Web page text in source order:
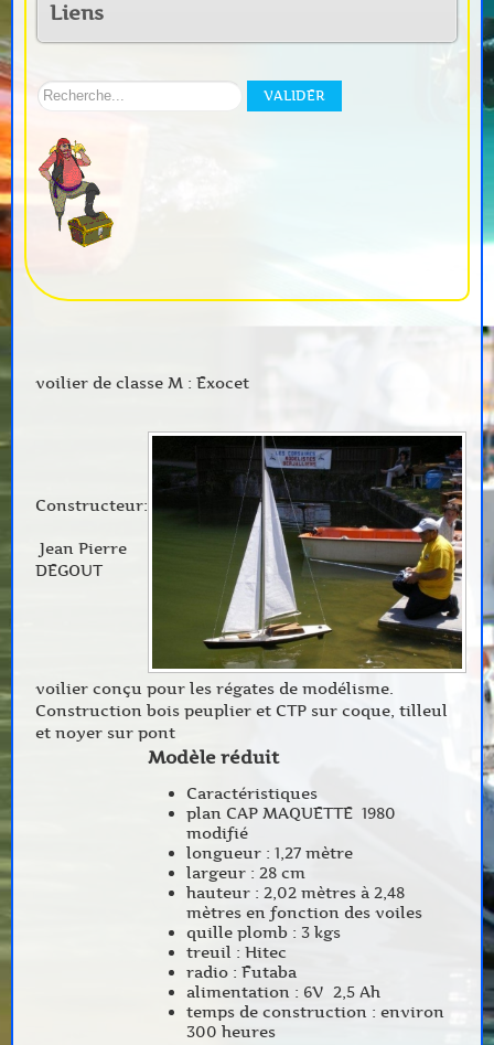
Liens
Rechercher
sur
site:
VALIDER
voilier de classe M : Exocet
Constructeur:
Jean Pierre
DEGOUT
voilier conçu pour les régates de modélisme.
Construction bois peuplier et CTP sur coque, tilleul
et noyer sur pont
Modèle réduit
Caractéristiques
plan CAP MAQUETTE 1980
modifié
longueur : 1,27 mètre
largeur : 28 cm
hauteur : 2,02 mètres à 2,48
mètres en fonction des voiles
quille plomb : 3 kgs
treuil : Hitec
radio : Futaba
alimentation : 6V 2,5 Ah
temps de construction : environ
300 heures